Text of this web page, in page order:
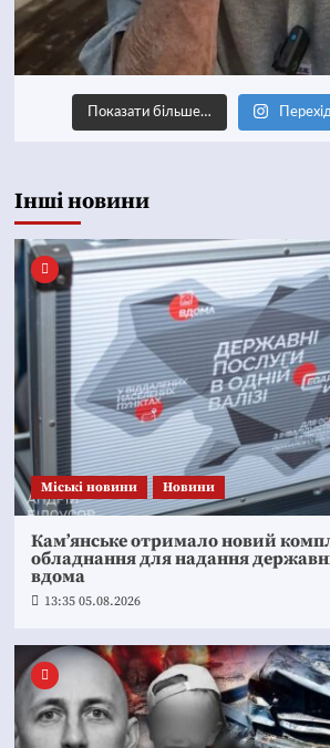
Показати більше…
Інші новини
Mіські новини Новини
Кам’янське отримало новий
обладнання для надання
вдома
13:35 05.08.2026